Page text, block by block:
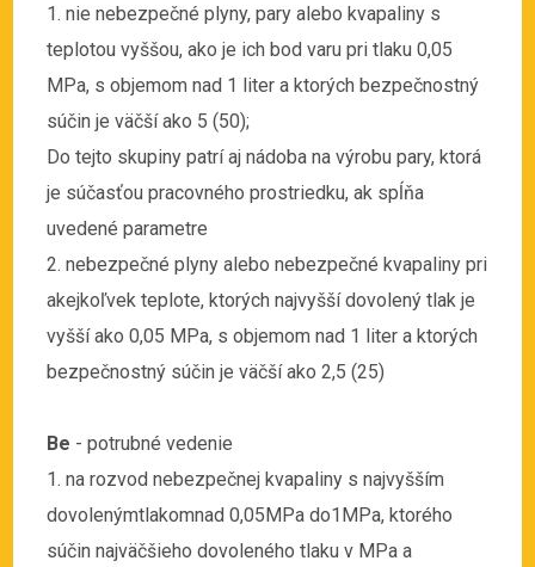
1. nie nebezpečné plyny, pary alebo kvapaliny s
teplotou vyššou, ako je ich bod varu pri tlaku 0,05
MPa, s objemom nad 1 liter a ktorých bezpečnostný
súčin je väčší ako 5 (50);
Do tejto skupiny patrí aj nádoba na výrobu pary, ktorá
je súčasťou pracovného prostriedku, ak spĺňa
uvedené parametre
2. nebezpečné plyny alebo nebezpečné kvapaliny pri
akejkoľvek teplote, ktorých najvyšší dovolený tlak je
vyšší ako 0,05 MPa, s objemom nad 1 liter a ktorých
bezpečnostný súčin je väčší ako 2,5 (25)
Be - potrubné vedenie
1. na rozvod nebezpečnej kvapaliny s najvyšším
dovolenýmtlakomnad 0,05MPa do1MPa, ktorého
súčin najväčšieho dovoleného tlaku v MPa a